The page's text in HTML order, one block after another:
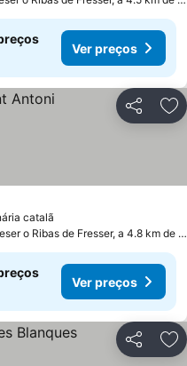
Ver preços
Partilhar
catalã
o Ribas de Fresser, a 4.8 km de
Ver preços
Partilhar